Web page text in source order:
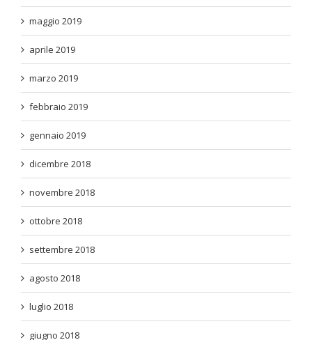
maggio 2019
aprile 2019
marzo 2019
febbraio 2019
gennaio 2019
dicembre 2018
novembre 2018
ottobre 2018
settembre 2018
agosto 2018
luglio 2018
giugno 2018